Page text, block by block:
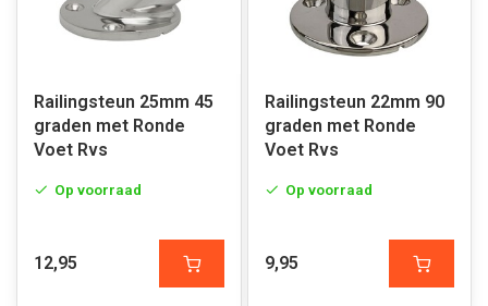
Railingsteun 25mm 45
graden met Ronde
Voet Rvs
Op voorraad
12,95
Railingsteun 22mm 90
graden met Ronde
Voet Rvs
Op voorraad
9,95